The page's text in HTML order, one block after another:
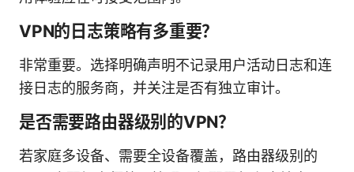
VPN的日志策略有多重要？
非常重要。选择明确声明不记录用户活动日志和连
接日志的服务商，并关注是否有独立审计。
是否需要路由器级别的VPN？
若家庭多设备、需要全设备覆盖，路由器级别的